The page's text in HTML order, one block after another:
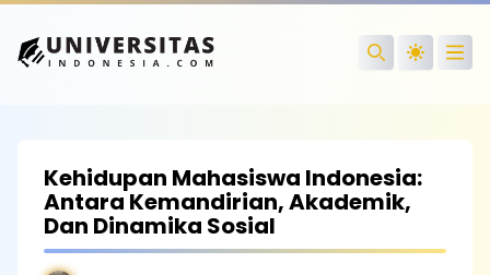
Search
Kehidupan Mahasiswa Indonesia:
Antara Kemandirian, Akademik,
Dan Dinamika Sosial